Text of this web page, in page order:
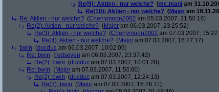
Re(9): Aktien - nur welche? (mc.mani am
Re(10): Aktien - nur welche? (Major am
Re: Aktien - nur welche? (Cherrymoon2002 am 05.03.2007, 21:50:16)
Re(2): Aktien - nur welche? (Major am 06.03.2007, 23:25:52)
Re(3): Aktien - nur welche? (Cherrymoon2002 am 07.03.2007,
Re(4): Aktien - nur welche? (Major am 07.03.2007, 16:27:17)
bwin (ducduc am 06.03.2007, 10:02:09)
Re: bwin (redseven am 06.03.2007, 23:37:42)
Re(2): bwin (ducduc am 07.03.2007, 10:01:28)
Re: bwin (Major am 07.03.2007, 11:56:00)
Re(2): bwin (ducduc am 07.03.2007, 12:24:13)
Re(3): bwin (Major am 07.03.2007, 16:28:11)